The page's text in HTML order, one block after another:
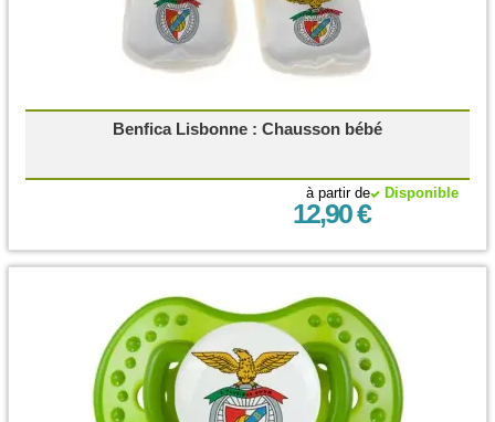
Benfica Lisbonne : Chausson bébé
Disponible
à partir de
12,90 €